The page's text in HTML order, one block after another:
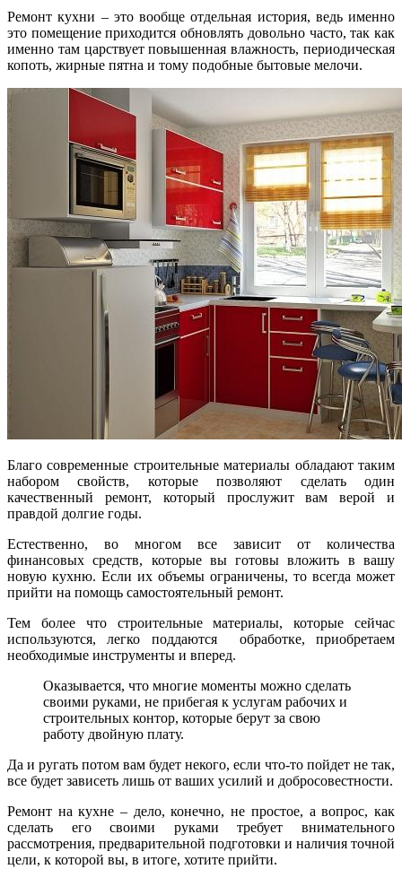
Ремонт кухни – это вообще отдельная история, ведь именно
это помещение приходится обновлять довольно часто, так как
именно там царствует повышенная влажность, периодическая
копоть, жирные пятна и тому подобные бытовые мелочи.
Благо современные строительные материалы обладают таким
набором свойств, которые позволяют сделать один
качественный ремонт, который прослужит вам верой и
правдой долгие годы.
Естественно, во многом все зависит от количества
финансовых средств, которые вы готовы вложить в вашу
новую кухню. Если их объемы ограничены, то всегда может
прийти на помощь самостоятельный ремонт.
Тем более что строительные материалы, которые сейчас
используются, легко поддаются обработке, приобретаем
необходимые инструменты и вперед.
Оказывается, что многие моменты можно сделать
своими руками, не прибегая к услугам рабочих и
строительных контор, которые берут за свою
работу двойную плату.
Да и ругать потом вам будет некого, если что-то пойдет не так,
все будет зависеть лишь от ваших усилий и добросовестности.
Ремонт на кухне – дело, конечно, не простое, а вопрос, как
сделать его своими руками требует внимательного
рассмотрения, предварительной подготовки и наличия точной
цели, к которой вы, в итоге, хотите прийти.